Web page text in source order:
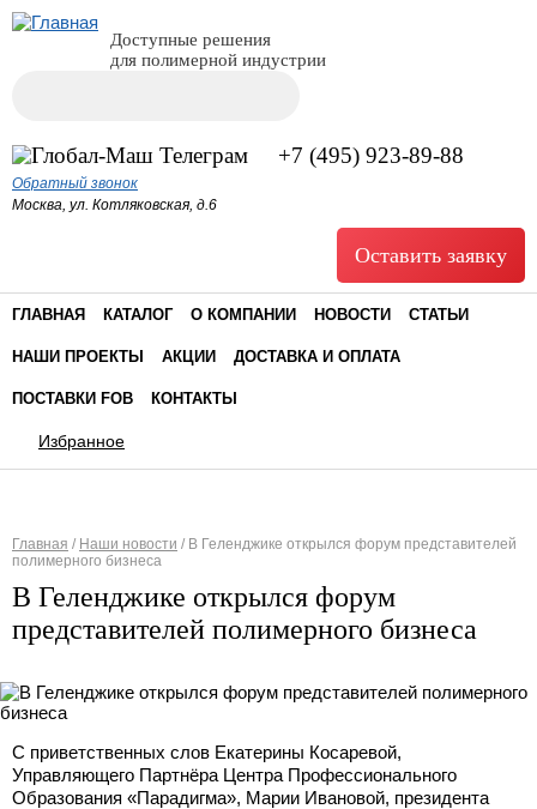
Доступные решения
для полимерной индустрии
+7 (495) 923-89-88
Обратный звонок
Москва, ул. Котляковская, д.6
Оставить заявку
ГЛАВНАЯ КАТАЛОГ О КОМПАНИИ НОВОСТИ СТАТЬИ
НАШИ ПРОЕКТЫ АКЦИИ ДОСТАВКА И ОПЛАТА
ПОСТАВКИ FOB КОНТАКТЫ
Избранное
Вы здесь
Главная / Наши новости / В Геленджике открылся форум представителей
полимерного бизнеса
В Геленджике открылся форум
представителей полимерного бизнеса
С приветственных слов Екатерины Косаревой,
Управляющего Партнёра Центра Профессионального
Образования «Парадигма», Марии Ивановой, президента